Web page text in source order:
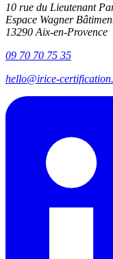
10 rue du Lieutenant
Espace Wagner
13290 Aix-en-Provence
09 70 70 75 35
hello@irice-